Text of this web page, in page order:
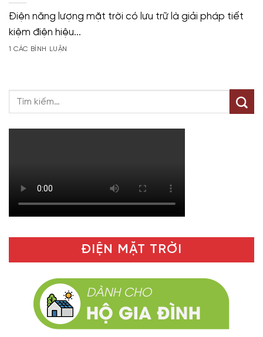
Điện năng lượng mặt trời có lưu trữ là giải pháp tiết
kiệm điện hiệu...
1 CÁC BÌNH LUẬN
ĐIỆN MẶT TRỜI